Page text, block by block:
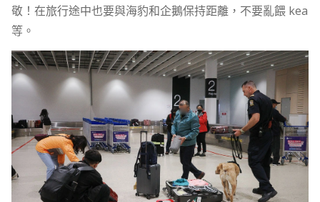
敬！在旅行途中也要與海豹和企鵝保持距離，不要亂餵 kea
等。